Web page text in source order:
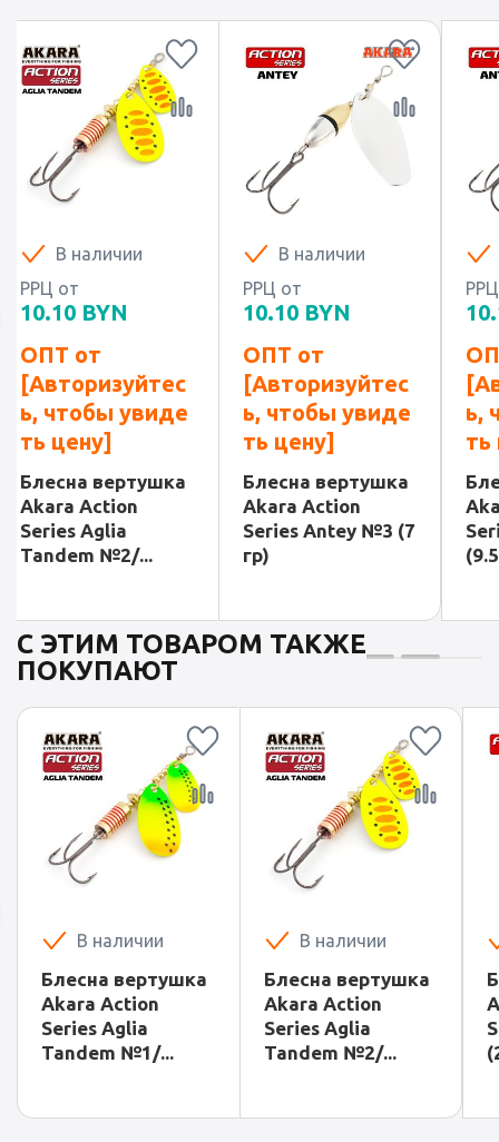
В наличии
РРЦ от
10.10 BYN
ОПТ от
[Авторизуйтес
ь, чтобы увиде
ть цену]
Блесна вертушка
Akara Action
Series Aglia
Tandem №2/...
В наличии
РРЦ от
10.10 BYN
ОПТ от
[Авторизуйтес
ь, чтобы увиде
ть цену]
Блесна вертушка
Akara Action
Series Antey №3 (7
гр)
ь,
ть
С ЭТИМ ТОВАРОМ ТАКЖЕ
ПОКУПАЮТ
В наличии
Блесна вертушка
Akara Action
Series Aglia
Tandem №1/...
В наличии
Блесна вертушка
Akara Action
Series Aglia
Tandem №2/...